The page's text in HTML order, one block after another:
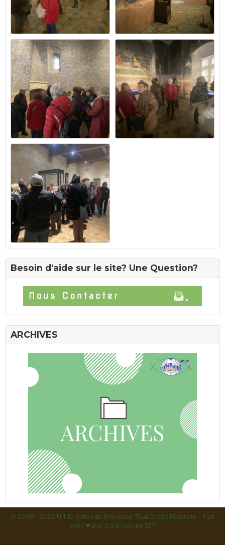
Besoin d'aide sur le site? Une Question?
ARCHIVES
© 2009 - 2026 U.T.D. Salon de Provence. Tous Droits Réservés - Fait
avec ❤ par Gaïa | Atelier 337